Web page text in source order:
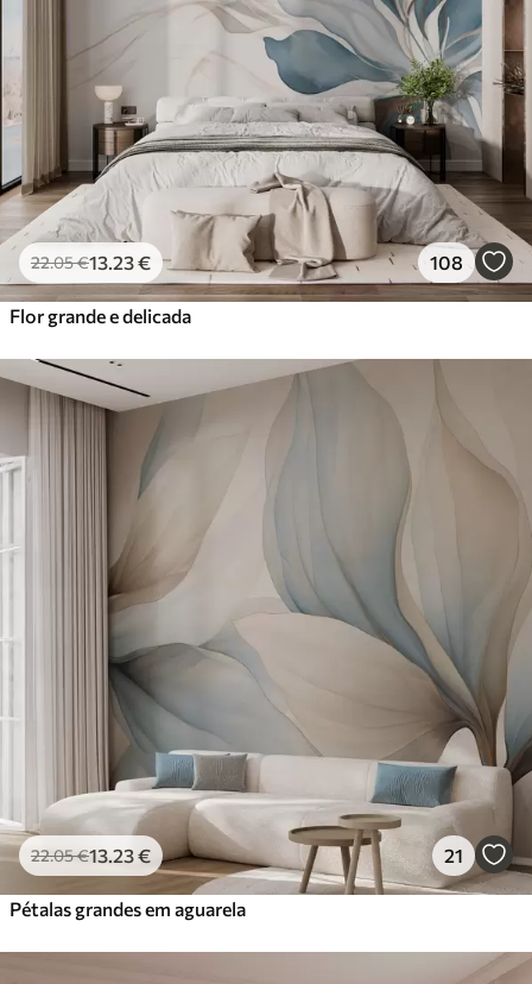
34.00 €
Vinil Premium
39.00 €/m²
Peel and Stick
81.6749.00€/m²
22.05€13 .23€ 108
Flor grande e delicada
22.05€13.23€ 21
Pétalas grandes em aguarela